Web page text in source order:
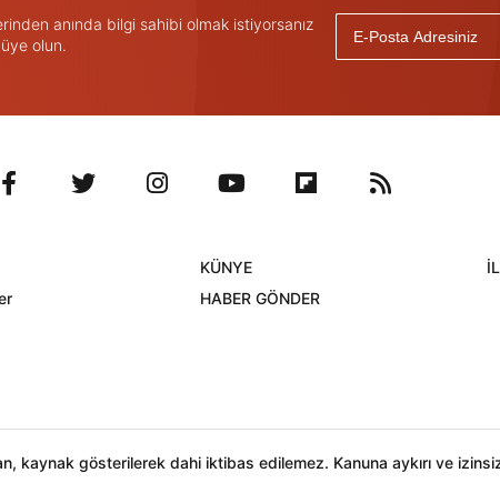
anında bilgi sahibi olmak istiyorsanız
olun.
KÜNYE
HABER GÖNDER
kaynak gösterilerek dahi iktibas edilemez. Kanuna aykırı ve